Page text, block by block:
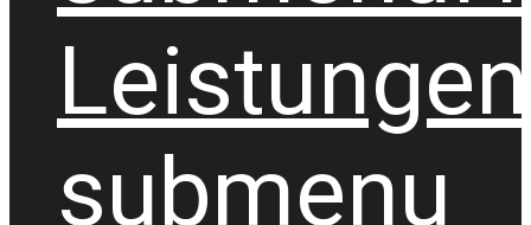
Leistungen
submenu